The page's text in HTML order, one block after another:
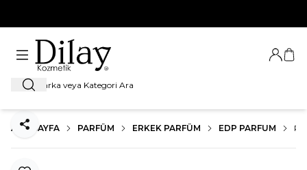
Ara
Giriş
ANA SAYFA PARFÜM ERKEK PARFÜM EDP PARFUM
Paylaş